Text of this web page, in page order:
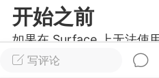
Laptop Go 2镜像
网盘下载
Laptop Go 2 i5/8/128
写评论
开始之前
如果在 Surface 上无法使
的文件以使 Surface 重新